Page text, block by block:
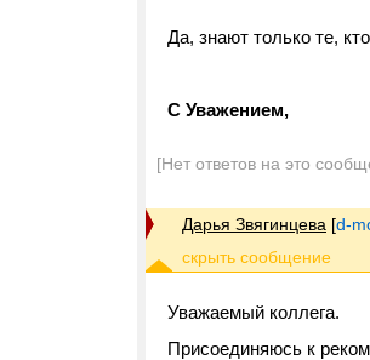
Да, знают только те,
С Уважением,
[Нет ответов на это
Дарья Звягинцева [d-
Уважаемый коллега.
Присоединяюсь к